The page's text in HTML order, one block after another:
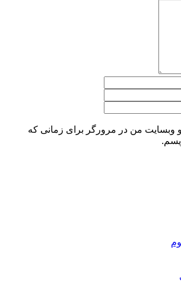
و وبسایت من در مرورگر برای زمانی که